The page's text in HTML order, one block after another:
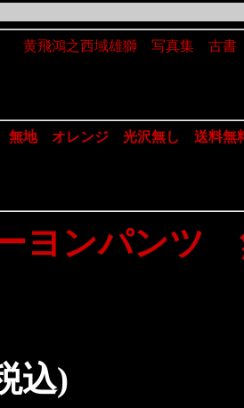
） 黄飛鴻之西域雄獅 写真集 古
無地 オレンジ 光沢無し 送料無
ーヨンパン
込)